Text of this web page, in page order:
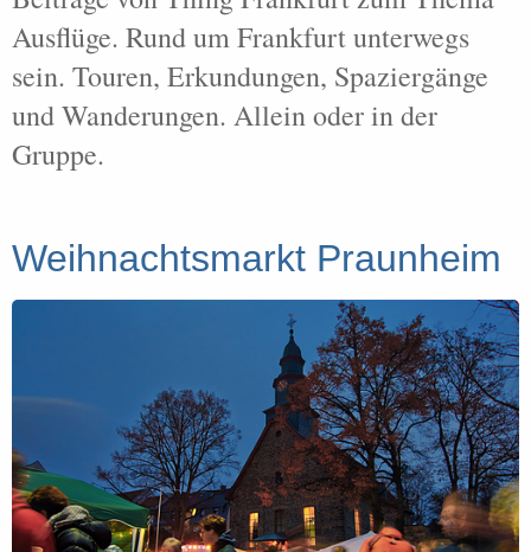
Ausflüge. Rund um Frankfurt unterwegs
sein. Touren, Erkundungen, Spaziergänge
und Wanderungen. Allein oder in der
Gruppe.
Weihnachtsmarkt Praunheim